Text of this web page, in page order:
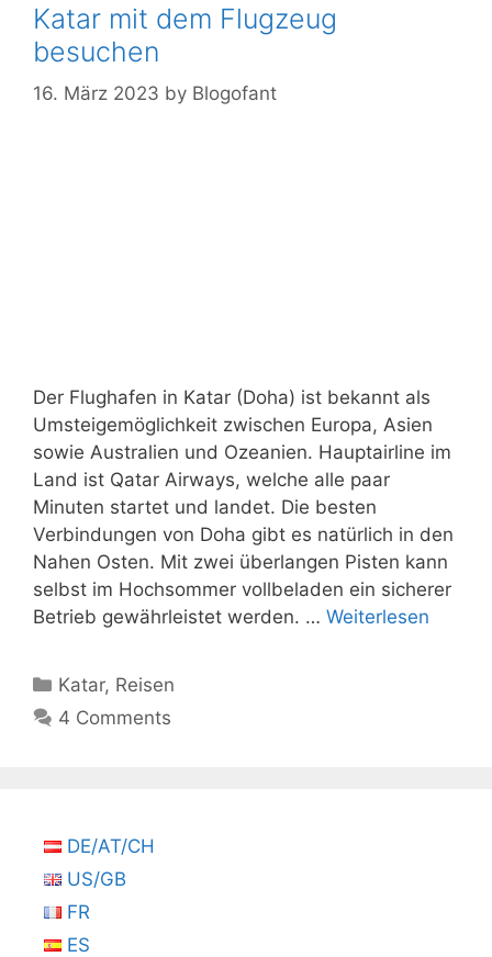
Katar mit dem Flugzeug
besuchen
16. März 2023 by Blogofant
Der Flughafen in Katar (Doha) ist bekannt als
Umsteigemöglichkeit zwischen Europa, Asien
sowie Australien und Ozeanien. Hauptairline im
Land ist Qatar Airways, welche alle paar
Minuten startet und landet. Die besten
Verbindungen von Doha gibt es natürlich in den
Nahen Osten. Mit zwei überlangen Pisten kann
selbst im Hochsommer vollbeladen ein sicherer
Betrieb gewährleistet werden. … Weiterlesen
Kategorien
Katar, Reisen
4 Comments
DE/AT/CH
US/GB
FR
ES